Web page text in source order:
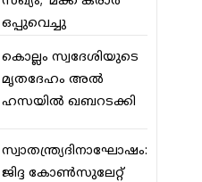
ഒപ്പുവെച്ചു
കൊല്ലം സ്വദേശിയുടെ
മൃതദേഹം അല്‍
ഹസയില്‍ ഖബറടക്കി
സ്വാതന്ത്ര്യദിനാഘോഷം:
ജിദ്ദ കോണ്‍സുലേറ്റ്